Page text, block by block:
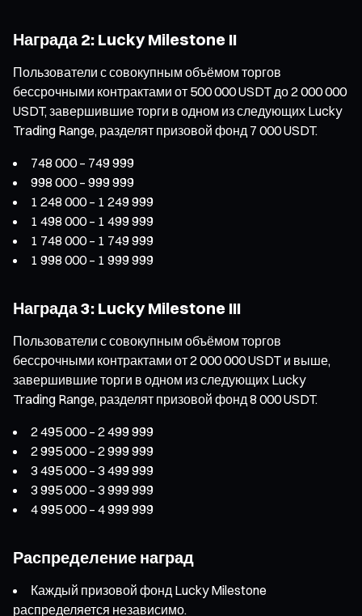
Награда 2: Lucky Milestone II
Пользователи с совокупным объёмом торгов
бессрочными контрактами от 500 000 USDT до 2 000 000
USDT, завершившие торги в одном из следующих Lucky
Trading Range, разделят призовой фонд 7 000 USDT.
748 000 – 749 999
998 000 – 999 999
1 248 000 – 1 249 999
1 498 000 – 1 499 999
1 748 000 – 1 749 999
1 998 000 – 1 999 999
Награда 3: Lucky Milestone III
Пользователи с совокупным объёмом торгов
бессрочными контрактами от 2 000 000 USDT и выше,
завершившие торги в одном из следующих Lucky
Trading Range, разделят призовой фонд 8 000 USDT.
2 495 000 – 2 499 999
2 995 000 – 2 999 999
3 495 000 – 3 499 999
3 995 000 – 3 999 999
4 995 000 – 4 999 999
Распределение наград
Каждый призовой фонд Lucky Milestone
распределяется независимо.